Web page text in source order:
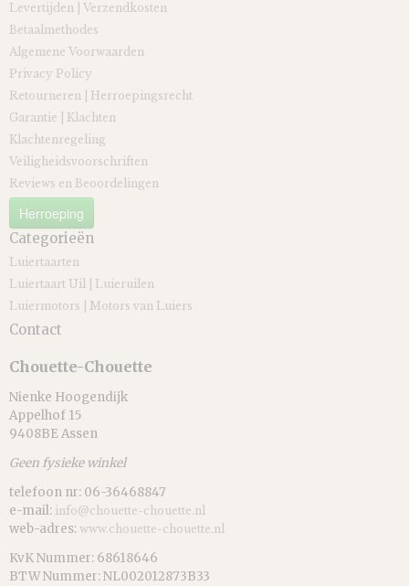
Levertijden | Verzendkosten
Betaalmethodes
Algemene Voorwaarden
Privacy Policy
Retourneren | Herroepingsrecht
Garantie | Klachten
Klachtenregeling
Veiligheidsvoorschriften
Reviews en Beoordelingen
Herroeping
Categorieën
Luiertaarten
Luiertaart Uil | Luieruilen
Luiermotors | Motors van Luiers
Contact
Chouette-Chouette
Nienke Hoogendijk
Appelhof 15
9408BE Assen
Geen fysieke winkel
telefoon nr: 06-36468847
e-mail: info@chouette-chouette.nl
web-adres: www.chouette-chouette.nl
KvK Nummer: 68618646
BTW Nummer: NL002012873B33